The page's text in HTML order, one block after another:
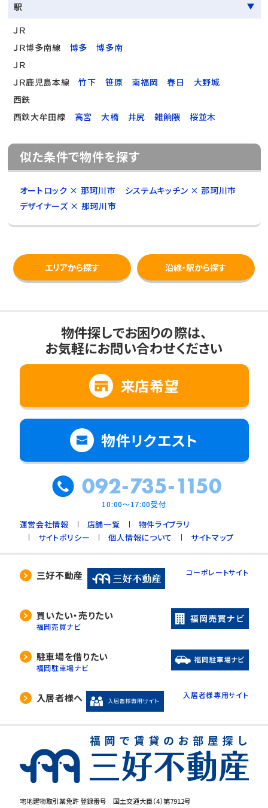
駅
ＪＲ
ＪＲ博多南線
博多
博多南
ＪＲ
ＪＲ鹿児島本線
竹下 笹原 南福岡 春日
大野城
西鉄
西鉄大牟田線
高宮 大橋 井尻 雑餉隈 桜並木
似た条件で物件を探す
オートロック × 那珂川市
システムキッチン × 那珂川市
デザイナーズ × 那珂川市
エリアから探す 沿線・駅から探す
宅地建物取引業免許 登録番号 国土交通大臣（4）第7912号
物件探しでお困りの際は、
お気軽にお問い合わせください
来店希望
物件リクエスト
092-735-1150
10:00～17:00受付
運営会社情報 店舗一覧
物件ライブラリ
サイトポリシー
個人情報について サイトマップ
三好不動産 コーポレートサイト
買いたい・売りたい
福岡売買ナビ
駐車場を借りたい
福岡駐車場ナビ
入居者様へ 入居者様専用サイト